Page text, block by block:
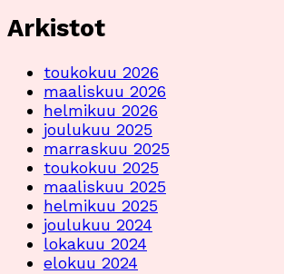
Arkistot
toukokuu 2026
maaliskuu 2026
helmikuu 2026
joulukuu 2025
marraskuu 2025
toukokuu 2025
maaliskuu 2025
helmikuu 2025
joulukuu 2024
lokakuu 2024
elokuu 2024